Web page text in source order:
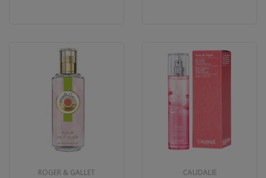
ROGER & GALLET CAUDALIE